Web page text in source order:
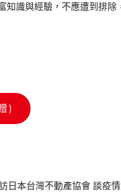
知識與經驗，不應遭到排除
)
日本台灣不動產協會 談疫